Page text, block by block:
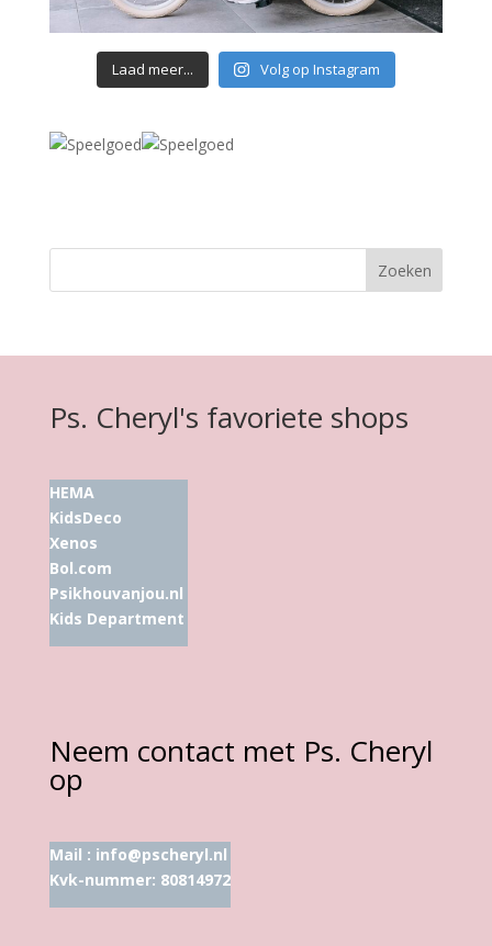
Laad meer... Volg op Instagram
Ps. Cheryl's favoriete shops
HEMA
KidsDeco
Xenos
Bol.com
Psikhouvanjou.nl
Kids Department
Neem contact met Ps. Cheryl
op
Mail : info@pscheryl.nl
Kvk-nummer: 80814972